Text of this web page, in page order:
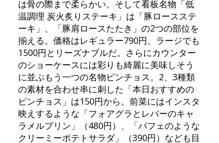
は骨の際まで柔らかい。そして看板名物「低
温調理 炭火炙りステーキ」は「豚ロースステ
ーキ」、「豚肩ロースたたき」の2つの部位を
揃える。価格はレギュラー790円、ラージでも
1500円とリーズナブルだ。さらにカウンター
のショーケースには彩りも綺麗に美味しそう
に並ぶもう一つの名物ピンチョス。2、3種類
の素材を合わせ串に刺した「本日おすすめの
ピンチョス」は150円から。前菜にはインスタ
映えするような「フォアグラとレバーのキャ
ラメルプリン」（480円）、「パフェのような
クリーミーポテトサラダ」（390円）なども目